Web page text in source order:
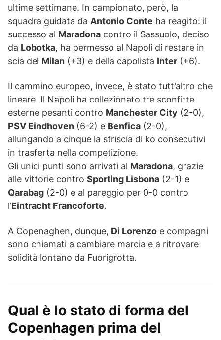
ultime settimane. In campionato, però, la
squadra guidata da Antonio Conte ha reagito: il
successo al Maradona contro il Sassuolo, deciso
da Lobotka, ha permesso al Napoli di restare in
scia del Milan (+3) e della capolista Inter (+6).
Il cammino europeo, invece, è stato tutt’altro che
lineare. Il Napoli ha collezionato tre sconfitte
esterne pesanti contro Manchester City (2-0),
PSV Eindhoven (6-2) e Benfica (2-0),
allungando a cinque la striscia di ko consecutivi
in trasferta nella competizione.
Gli unici punti sono arrivati al Maradona, grazie
alle vittorie contro Sporting Lisbona (2-1) e
Qarabag (2-0) e al pareggio per 0-0 contro
l’Eintracht Francoforte.
A Copenaghen, dunque, Di Lorenzo e compagni
sono chiamati a cambiare marcia e a ritrovare
solidità lontano da Fuorigrotta.
Qual è lo stato di forma del
Copenhagen prima del